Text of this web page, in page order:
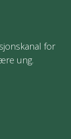
for
ung.